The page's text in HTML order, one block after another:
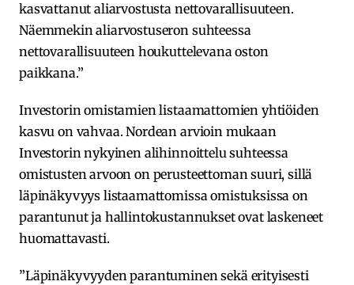
kasvattanut aliarvostusta nettovarallisuuteen.
Näemmekin aliarvostuseron suhteessa
nettovarallisuuteen houkuttelevana oston
paikkana.”
Investorin omistamien listaamattomien yhtiöiden
kasvu on vahvaa. Nordean arvioin mukaan
Investorin nykyinen alihinnoittelu suhteessa
omistusten arvoon on perusteettoman suuri, sillä
läpinäkyvyys listaamattomissa omistuksissa on
parantunut ja hallintokustannukset ovat laskeneet
huomattavasti.
”Läpinäkyvyyden parantuminen sekä erityisesti